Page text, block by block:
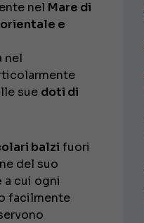
nel Mare di
e
nel
sue doti di
balzi fuori
del suo
a cui ogni
facilmente